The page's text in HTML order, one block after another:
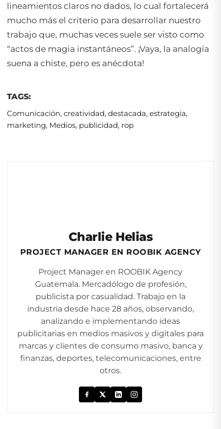
lineamientos claros no dados, lo cual fortalecerá
mucho más el criterio para desarrollar nuestro
trabajo que, muchas veces suele ser visto como
“actos de magia instantáneos”. ¡Vaya, la analogía
suena a chiste, pero es anécdota!
TAGS:
Comunicación, creatividad, destacada, estrategia,
marketing, Medios, publicidad, rop
Charlie Helias
PROJECT MANAGER EN ROOBIK AGENCY
Project Manager en ROOBIK Agency
Guatemala. Mercadólogo de profesión,
publicista por casualidad. Trabajo en la
industria desde hace 28 años, observando,
analizando e implementando ideas
publicitarias en medios masivos y digitales para
marcas y clientes de consumo masivo, banca y
finanzas, deportes, telecomunicaciones, entre
otros.